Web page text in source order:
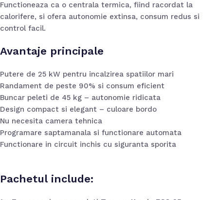
Functioneaza ca o centrala termica, fiind racordat la
calorifere, si ofera autonomie extinsa, consum redus si
control facil.
Avantaje principale
Putere de 25 kW pentru incalzirea spatiilor mari
Randament de peste 90% si consum eficient
Buncar peleti de 45 kg – autonomie ridicata
Design compact si elegant – culoare bordo
Nu necesita camera tehnica
Programare saptamanala si functionare automata
Functionare in circuit inchis cu siguranta sporita
Pachetul include: